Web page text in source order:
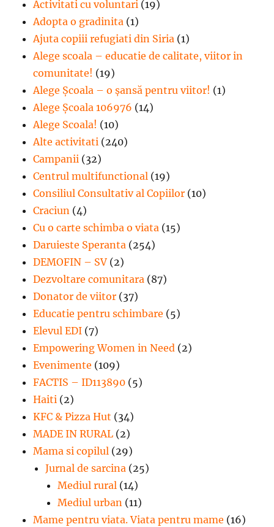
Activitati cu voluntari (19)
Adopta o gradinita (1)
Ajuta copiii refugiati din Siria (1)
Alege scoala – educatie de calitate, viitor in
comunitate! (19)
Alege Şcoala – o şansă pentru viitor! (1)
Alege Școala 106976 (14)
Alege Scoala! (10)
Alte activitati (240)
Campanii (32)
Centrul multifunctional (19)
Consiliul Consultativ al Copiilor (10)
Craciun (4)
Cu o carte schimba o viata (15)
Daruieste Speranta (254)
DEMOFIN – SV (2)
Dezvoltare comunitara (87)
Donator de viitor (37)
Educatie pentru schimbare (5)
Elevul EDI (7)
Empowering Women in Need (2)
Evenimente (109)
FACTIS – ID113890 (5)
Haiti (2)
KFC & Pizza Hut (34)
MADE IN RURAL (2)
Mama si copilul (29)
Jurnal de sarcina (25)
Mediul rural (14)
Mediul urban (11)
Mame pentru viata. Viata pentru mame (16)